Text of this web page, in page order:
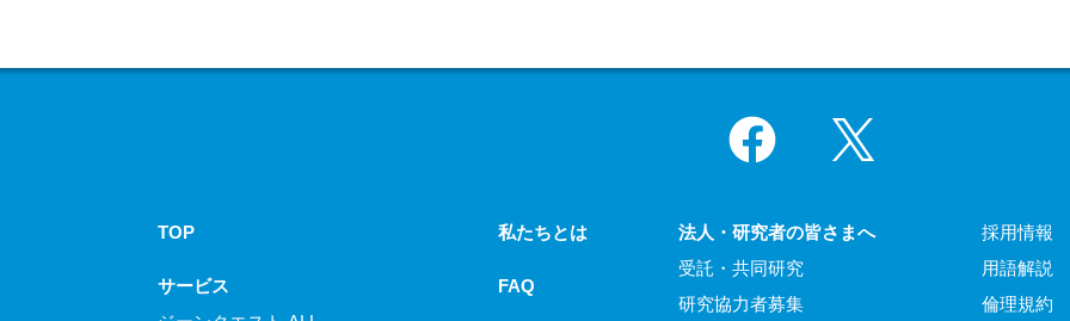
Facebook
TOP
サービス
私たちとは
FAQ
法人・研究者の皆さまへ
受託・共同研究
研究協力者募集
採用情報
用語解説
倫理規約